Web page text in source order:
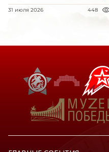
31 июля 2026 448